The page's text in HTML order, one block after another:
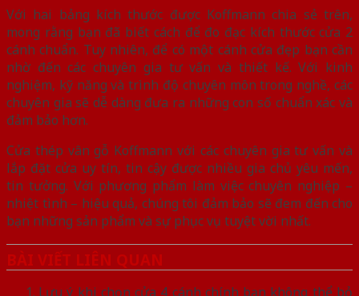
Với hai bảng kích thước được Koffmann chia sẻ trên,
mong rằng bạn đã biết cách để đo đạc kích thước cửa 2
cánh chuẩn. Tuy nhiên, để có một cánh cửa đẹp bạn cần
nhờ đến các chuyên gia tư vấn và thiết kế. Với kinh
nghiệm, kỹ năng và trình độ chuyên môn trong nghề, các
chuyên gia sẽ dễ dàng đưa ra những con số chuẩn xác và
đảm bảo hơn.
Cửa thép vân gỗ Koffmann với các chuyên gia tư vấn và
lắp đặt cửa uy tín, tin cậy được nhiều gia chủ yêu mến,
tin tưởng. Với phương phẩm làm việc chuyên nghiệp –
nhiệt tình – hiệu quả, chúng tôi đảm bảo sẽ đem đến cho
bạn những sản phẩm và sự phục vụ tuyệt vời nhất.
BÀI VIẾT LIÊN QUAN
Lưu ý khi chọn cửa 4 cánh chính bạn không thể bỏ